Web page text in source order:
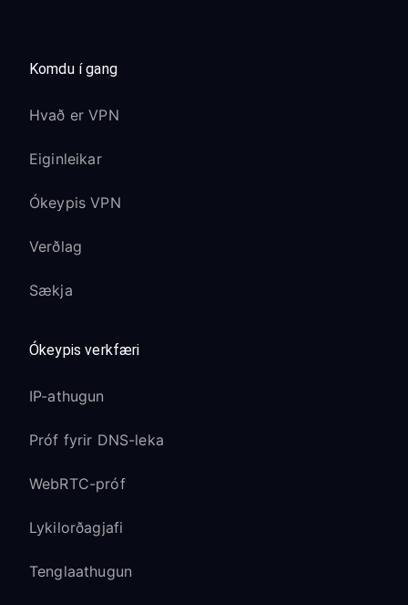
Komdu í gang
Hvað er VPN
Eiginleikar
Ókeypis VPN
Verðlag
Sækja
Ókeypis verkfæri
IP-athugun
Próf fyrir DNS-leka
WebRTC-próf
Lykilorðagjafi
Tenglaathugun